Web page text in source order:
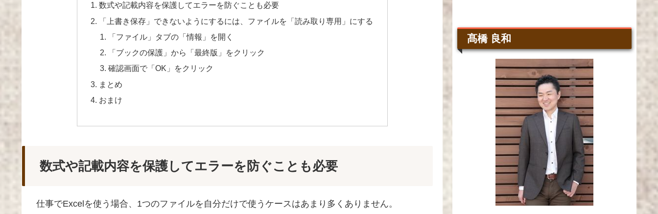
数式や記載内容を保護してエラーを防ぐことも必要
「上書き保存」できないようにするには、ファイルを「読み取り専用」にする
「ファイル」タブの「情報」を開く
「ブックの保護」から「最終版」をクリック
確認画面で「OK」をクリック
まとめ
おまけ
数式や記載内容を保護してエラーを防ぐことも必要
仕事でExcelを使う場合、1つのファイルを自分だけで使うケースはあまり多くありません。
髙橋 良和